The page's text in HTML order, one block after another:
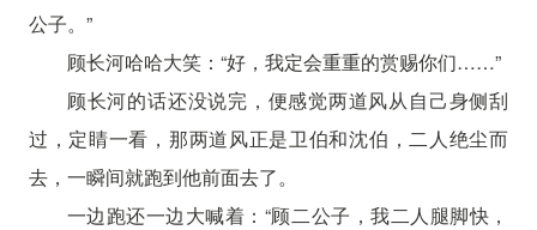
公子。”
顾长河哈哈大笑：“好，我定会重重的赏赐你们……”
顾长河的话还没说完，便感觉两道风从自己身侧刮
过，定睛一看，那两道风正是卫伯和沈伯，二人绝尘而
去，一瞬间就跑到他前面去了。
一边跑还一边大喊着：“顾二公子，我二人腿脚快，